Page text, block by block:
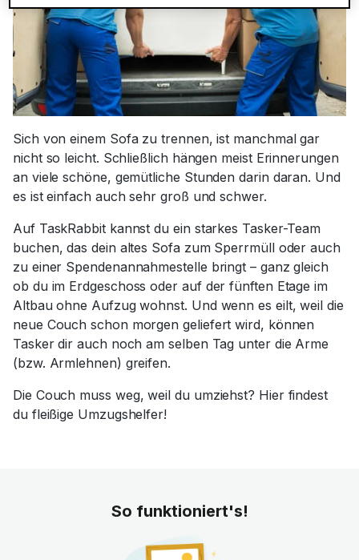
Sich von einem Sofa zu trennen, ist manchmal gar
nicht so leicht. Schließlich hängen meist Erinnerungen
an viele schöne, gemütliche Stunden darin daran. Und
es ist einfach auch sehr groß und schwer.
Auf TaskRabbit kannst du ein starkes Tasker-Team
buchen, das dein altes Sofa zum Sperrmüll oder auch
zu einer Spendenannahmestelle bringt – ganz gleich
ob du im Erdgeschoss oder auf der fünften Etage im
Altbau ohne Aufzug wohnst. Und wenn es eilt, weil die
neue Couch schon morgen geliefert wird, können
Tasker dir auch noch am selben Tag unter die Arme
(bzw. Armlehnen) greifen.
Die Couch muss weg, weil du umziehst? Hier findest
du fleißige Umzugshelfer!
So funktioniert's!